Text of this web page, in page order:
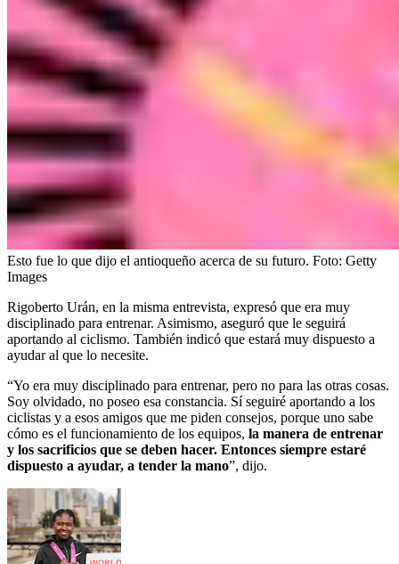
Esto fue lo que dijo el antioqueño acerca de su futuro. Foto: Getty
Images
Rigoberto Urán, en la misma entrevista, expresó que era muy
disciplinado para entrenar. Asimismo, aseguró que le seguirá
aportando al ciclismo. También indicó que estará muy dispuesto a
ayudar al que lo necesite.
“Yo era muy disciplinado para entrenar, pero no para las otras cosas.
Soy olvidado, no poseo esa constancia. Sí seguiré aportando a los
ciclistas y a esos amigos que me piden consejos, porque uno sabe
cómo es el funcionamiento de los equipos, la manera de entrenar
y los sacrificios que se deben hacer. Entonces siempre estaré
dispuesto a ayudar, a tender la mano”, dijo.